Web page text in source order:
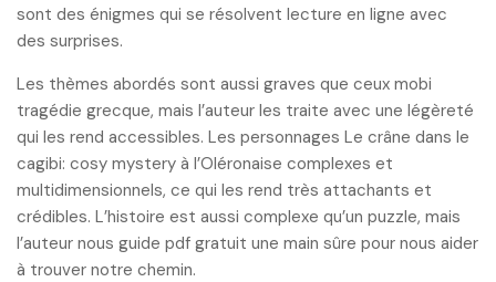
sont des énigmes qui se résolvent lecture en ligne avec
des surprises.
Les thèmes abordés sont aussi graves que ceux mobi
tragédie grecque, mais l’auteur les traite avec une légèreté
qui les rend accessibles. Les personnages Le crâne dans le
cagibi: cosy mystery à l’Oléronaise complexes et
multidimensionnels, ce qui les rend très attachants et
crédibles. L’histoire est aussi complexe qu’un puzzle, mais
l’auteur nous guide pdf gratuit une main sûre pour nous aider
à trouver notre chemin.